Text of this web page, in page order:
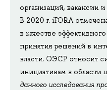
организаций, вакансии
В 2020 г. iFORA
в качестве
принятия решений в
власти. ОЭСР относит
инициативам в области
данного исследования